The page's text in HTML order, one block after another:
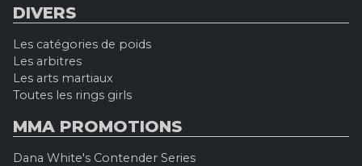
DIVERS
Les catégories de poids
Les arbitres
Les arts martiaux
Toutes les rings girls
MMA PROMOTIONS
Dana White's Contender Series